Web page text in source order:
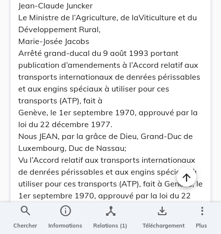
Jean-Claude Juncker
Le Ministre de l’Agriculture, de laViticulture et du
Développement Rural,
Marie-Josée Jacobs
Arrêté grand-ducal du 9 août 1993 portant
publication d’amendements à l’Accord relatif aux
transports internationaux de denrées périssables
et aux engins spéciaux à utiliser pour ces
transports (ATP), fait à
Genève, le 1er septembre 1970, approuvé par la
loi du 22 décembre 1977.
Nous JEAN, par la grâce de Dieu, Grand-Duc de
Luxembourg, Duc de Nassau;
Vu l’Accord relatif aux transports internationaux
de denrées périssables et aux engins spéciaux à
utiliser pour ces transports (ATP), fait à Genève, le
1er septembre 1970, approuvé par la loi du 22
décembre 1977;
Vu l’article 18 de l’Accord précité;
Vu les arrêtés grand-ducaux des 27 mars 1981,
search
Chercher
info
Informations
device_hub
Relations (1)
save_alt
Téléchargement
more_vert
Plus